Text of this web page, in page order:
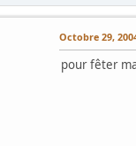
Octobre 29,
pour fêter